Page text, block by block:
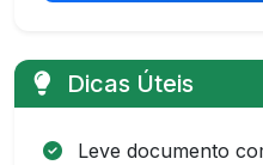
Dicas Úteis
Leve documento